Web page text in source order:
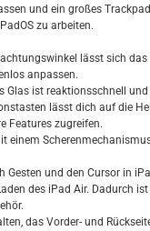
und ein großes
zu arbeiten.
lässt sich
anpassen.
Glas ist reaktions­schnell
lässt dich auf die
Features zugreifen.
einem
Gesten und den Cursor in
des iPad Air. Dadurch
das Vorder- und